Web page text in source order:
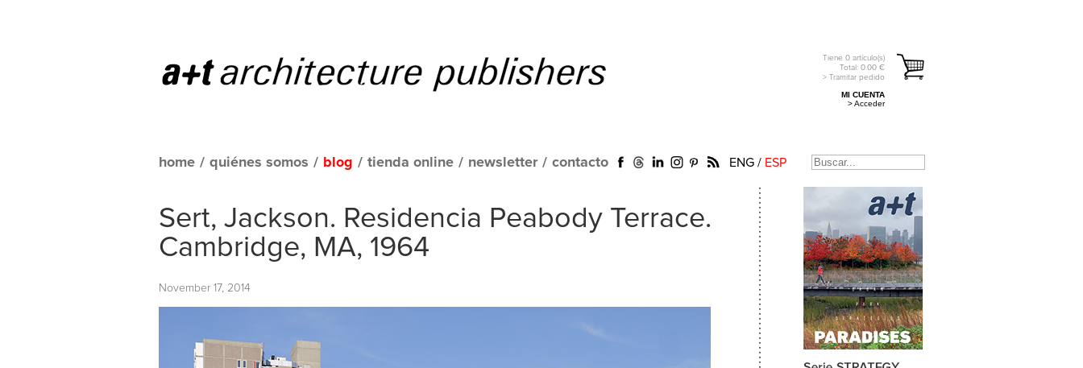
Tiene 0 artículo(s)
Total: 0.00 €
> Tramitar pedido
MI CUENTA
> Acceder
home / quiénes somos / blog / tienda online / newsletter / contacto ENG / ESP
Sert, Jackson. Residencia Peabody Terrace.
Cambridge, MA, 1964
November 17, 2014